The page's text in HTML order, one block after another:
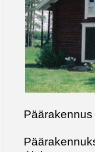
Päärakennus